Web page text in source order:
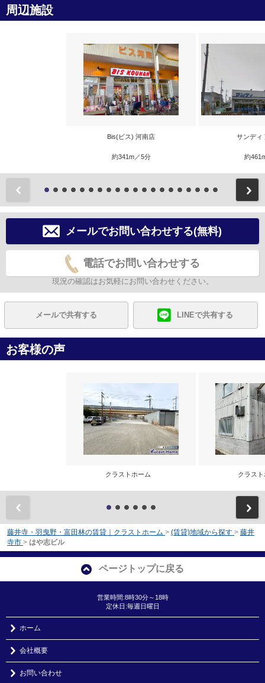
周辺施設
Bis(ビス) 河南店
約341m／5分
サンディ
約
メールでお問い合わせする(無料)
電話でお問い合わせする
現況の確認はお気軽にお問い合わせください。
メールで共有する LINEで共有する
お客様の声
クラストホーム クラス
藤井寺・羽曳野・富田林の賃貸｜クラストホーム > (賃貸)地域から探す > 藤井
寺市 > はや志ビル
ページトップに戻る
営業時間:8時30分～18時
定休日:毎週日曜日
ホーム
会社概要
お問い合わせ